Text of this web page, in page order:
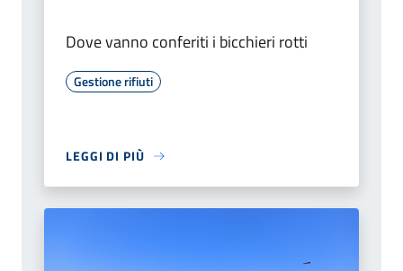
Dove vanno conferiti i bicchieri rotti
Gestione rifiuti
LEGGI DI PIÙ